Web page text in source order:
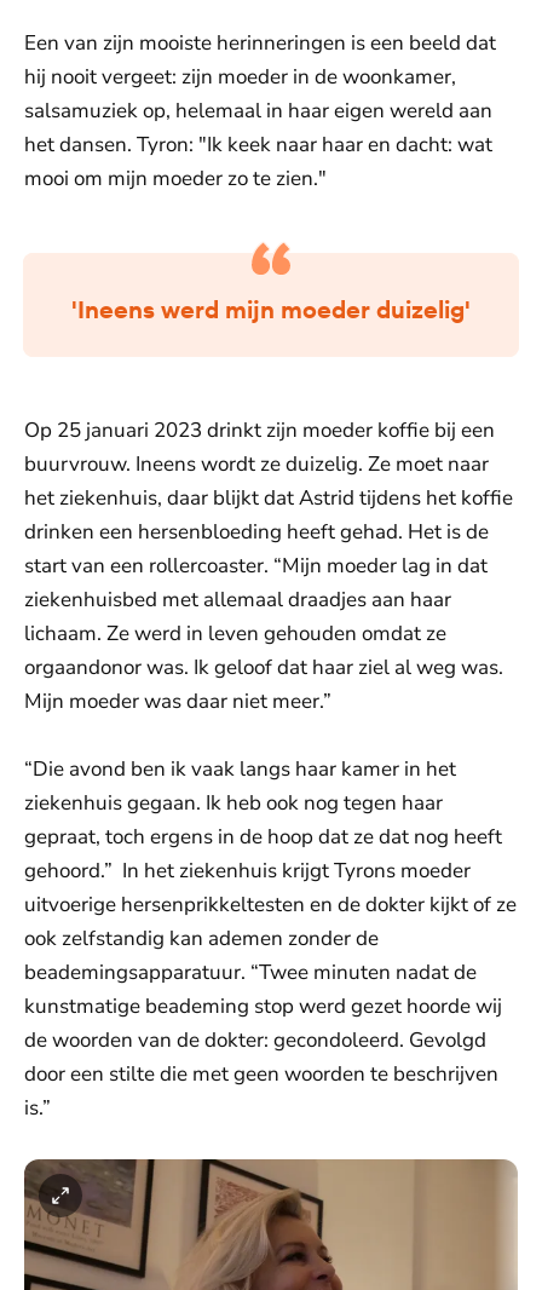
Een van zijn mooiste herinneringen is een beeld dat
hij nooit vergeet: zijn moeder in de woonkamer,
salsamuziek op, helemaal in haar eigen wereld aan
het dansen. Tyron: "Ik keek naar haar en dacht: wat
mooi om mijn moeder zo te zien."
'Ineens werd mijn moeder duizelig'
Op 25 januari 2023 drinkt zijn moeder koffie bij een
buurvrouw. Ineens wordt ze duizelig. Ze moet naar
het ziekenhuis, daar blijkt dat Astrid tijdens het koffie
drinken een hersenbloeding heeft gehad. Het is de
start van een rollercoaster. “Mijn moeder lag in dat
ziekenhuisbed met allemaal draadjes aan haar
lichaam. Ze werd in leven gehouden omdat ze
orgaandonor was. Ik geloof dat haar ziel al weg was.
Mijn moeder was daar niet meer.”
“Die avond ben ik vaak langs haar kamer in het
ziekenhuis gegaan. Ik heb ook nog tegen haar
gepraat, toch ergens in de hoop dat ze dat nog heeft
gehoord.” In het ziekenhuis krijgt Tyrons moeder
uitvoerige hersenprikkeltesten en de dokter kijkt of ze
ook zelfstandig kan ademen zonder de
beademingsapparatuur. “Twee minuten nadat de
kunstmatige beademing stop werd gezet hoorde wij
de woorden van de dokter: gecondoleerd. Gevolgd
door een stilte die met geen woorden te beschrijven
is.”